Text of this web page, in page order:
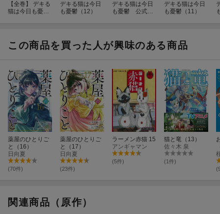
【全巻】 デキる
猫は今日も憂鬱
デキる猫は今日
も憂鬱（12）
デキる猫は今日
も憂鬱 公式レ
デキる猫は今日
も憂鬱（11）
この商品を買った人が興味のある商品
薬屋のひとりご
と（16）
日向夏
(70件)
薬屋のひとりご
と（17）
日向夏
(23件)
ラーメン赤猫 15
アンギャマン
(5件)
猫と竜（13）
佐々木 泉
(1件)
関連商品（原作）